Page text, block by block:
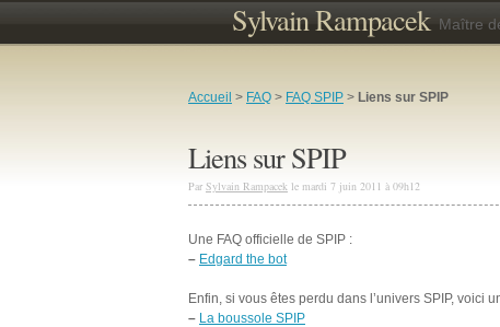
Sylvain Rampacek Maître
Accueil > FAQ > FAQ SPIP > Liens sur SPIP
Liens sur SPIP
Par Sylvain Rampacek le mardi 7 juin 2011 à 09h12
Une FAQ officielle de SPIP :
– Edgard the bot
Enfin, si vous êtes perdu dans l’univers SPIP, voici
– La boussole SPIP